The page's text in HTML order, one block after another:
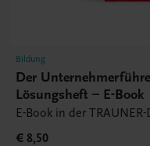
Bildung
Der
Lösungsheft – E-Book
E-Book in der
€ 8,50